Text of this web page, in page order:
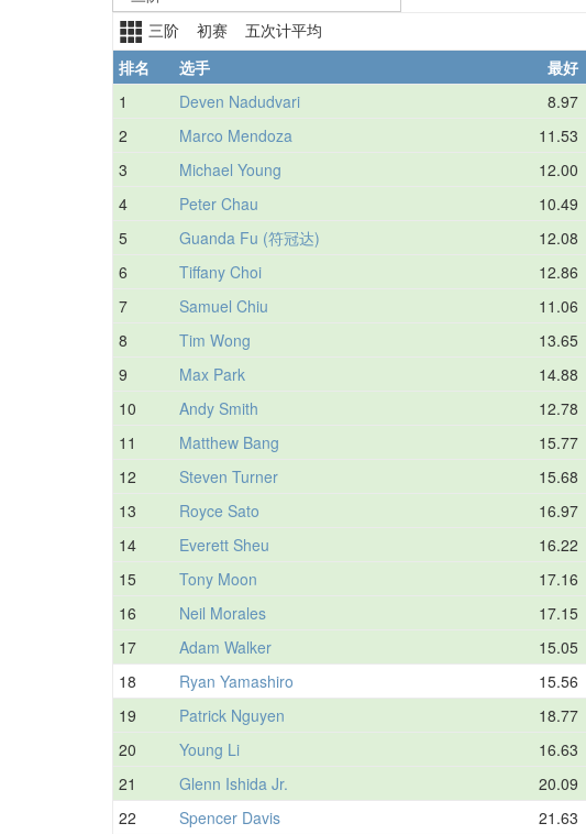
三阶 初赛 五次计平均
排名
选手 最好
1
Deven Nadudvari 8.97
2 Marco Mendoza 11.53
3 Michael Young 12.00
4 Peter Chau 10.49
5 Guanda Fu (符冠达) 12.08
6 Tiffany Choi 12.86
7 Samuel Chiu 11.06
8 Tim Wong 13.65
9 Max Park 14.88
10 Andy Smith 12.78
11 Matthew Bang 15.77
12 Steven Turner 15.68
13 Royce Sato 16.97
14 Everett Sheu 16.22
15 Tony Moon 17.16
16 Neil Morales 17.15
17 Adam Walker 15.05
18 Ryan Yamashiro 15.56
19 Patrick Nguyen 18.77
20 Young Li 16.63
21 Glenn Ishida Jr. 20.09
22 Spencer Davis 21.63